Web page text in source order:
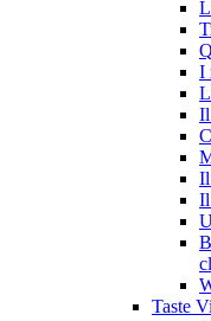
I
Il
Il
Il
Taste